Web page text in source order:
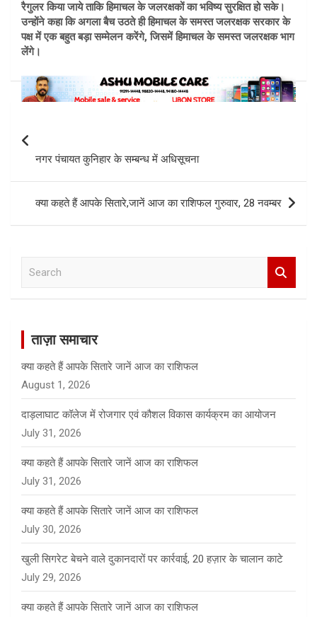
रैगुलर किया जाये ताकि हिमाचल के जलरक्षकों का भविष्य सुरक्षित हो सके।
उन्होंने कहा कि अगला बैच उठते ही हिमाचल के समस्त जलरक्षक सरकार के
पक्ष में एक बहुत बड़ा सम्मेलन करेंगे, जिसमें हिमाचल के समस्त जलरक्षक भाग
लेंगे।
navigation
नगर पंचायत कुनिहार के सम्बन्ध में अधिसूचना
क्या कहते हैं आपके सितारे,जानें आज का राशिफल गुरुवार, 28 नवम्बर
ताज़ा समाचार
क्या कहते हैं आपके सितारे जानें आज का राशिफल
August 1, 2026
दाड़लाघाट कॉलेज में रोजगार एवं कौशल विकास कार्यक्रम का आयोजन
July 31, 2026
क्या कहते हैं आपके सितारे जानें आज का राशिफल
July 31, 2026
क्या कहते हैं आपके सितारे जानें आज का राशिफल
July 30, 2026
खुली सिगरेट बेचने वाले दुकानदारों पर कार्रवाई, 20 हज़ार के चालान काटे
July 29, 2026
क्या कहते हैं आपके सितारे जानें आज का राशिफल